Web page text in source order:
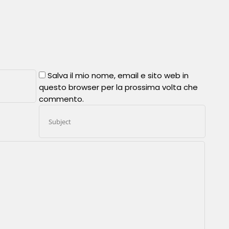
Salva il mio nome, email e sito web in
questo browser per la prossima volta che
commento.